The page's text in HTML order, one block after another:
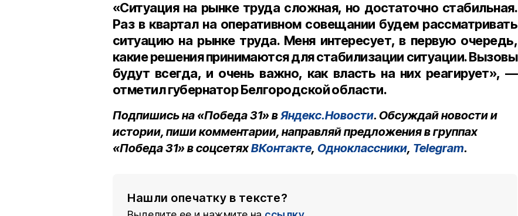
«Ситуация на рынке труда сложная, но достаточно стабильная.
Раз в квартал на оперативном совещании будем рассматривать
ситуацию на рынке труда. Меня интересует, в первую очередь,
какие решения принимаются для стабилизации ситуации. Вызовы
будут всегда, и очень важно, как власть на них реагирует», —
отметил губернатор Белгородской области.
Подпишись на «Победа 31» вЯндекс.Новости. Обсуждай новости и
истории, пиши комментарии, направляй предложения в группах
«Победа 31» в соцсетяхВКонтакте, Одноклассники, Telegram.
Нашли опечатку в тексте?